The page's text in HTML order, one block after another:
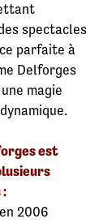
spectacles
parfaite à
Delforges
magie
est
:
2006